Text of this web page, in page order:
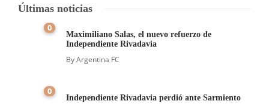
Últimas noticias
0
Maximiliano Salas, el nuevo refuerzo de
Independiente Rivadavia
ByArgentina FC
0
Independiente Rivadavia perdió ante Sarmiento